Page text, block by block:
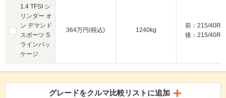
1.4 TFSI シ
リンダー オ
ン デマンド
スポーツ S
ラインパッ
ケージ
364万円(税込) 1240kg
前：215/
後：215/
グレードをクルマ比較リストに追加